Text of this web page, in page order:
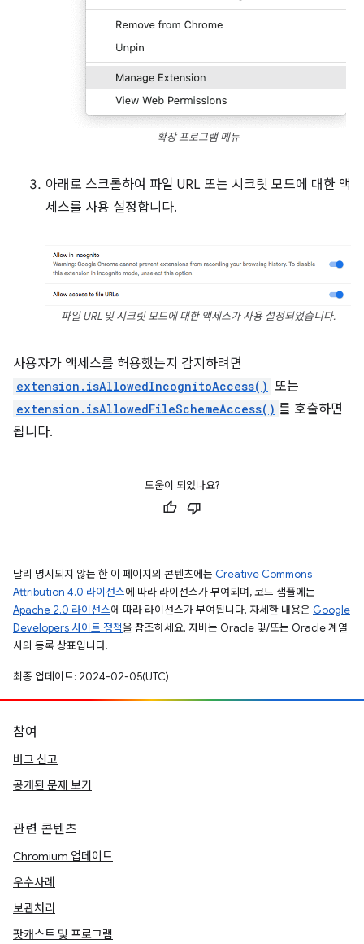
확장 프로그램 메뉴
아래로 스크롤하여 파일 URL 또는 시크릿 모드에 대한 액
세스를 사용 설정합니다.
파일 URL 및 시크릿 모드에 대한 액세스가 사용 설정되었습니다.
사용자가 액세스를 허용했는지 감지하려면
extension.isAllowedIncognitoAccess() 또는
extension.isAllowedFileSchemeAccess() 를 호출하면
됩니다.
도움이 되었나요?
달리 명시되지 않는 한 이 페이지의 콘텐츠에는 Creative Commons
Attribution 4.0 라이선스에 따라 라이선스가 부여되며, 코드 샘플에는
Apache 2.0 라이선스에 따라 라이선스가 부여됩니다. 자세한 내용은 Google
Developers 사이트 정책을 참조하세요. 자바는 Oracle 및/또는 Oracle 계열
사의 등록 상표입니다.
최종 업데이트: 2024-02-05(UTC)
참여
버그 신고
공개된 문제 보기
관련 콘텐츠
Chromium 업데이트
우수사례
보관처리
팟캐스트 및 프로그램